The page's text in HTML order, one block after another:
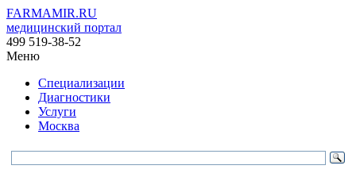
FARMAMIR.RU
медицинский портал
499 519-38-52
Меню
Специализации
Диагностики
Услуги
Москва